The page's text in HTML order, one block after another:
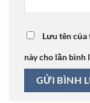
Lưu tên của
này cho lần bình